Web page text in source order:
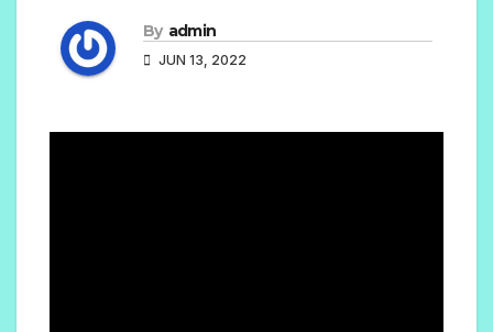
By admin
JUN 13, 2022